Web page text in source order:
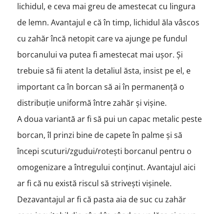
lichidul, e ceva mai greu de amestecat cu lingura
de lemn. Avantajul e că în timp, lichidul ăla vâscos
cu zahăr încă netopit care va ajunge pe fundul
borcanului va putea fi amestecat mai ușor. Și
trebuie să fii atent la detaliul ăsta, insist pe el, e
important ca în borcan să ai în permanență o
distribuție uniformă între zahăr și vișine.
A doua variantă ar fi să pui un capac metalic peste
borcan, îl prinzi bine de capete în palme și să
începi scuturi/zgudui/rotești borcanul pentru o
omogenizare a întregului conținut. Avantajul aici
ar fi că nu există riscul să strivești vișinele.
Dezavantajul ar fi că pasta aia de suc cu zahăr